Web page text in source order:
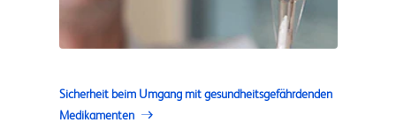
Sicherheit beim Umgang mit gesundheitsgefährdenden
Medikamenten